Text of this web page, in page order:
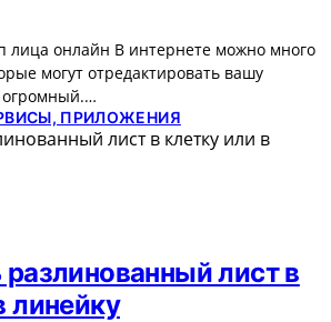
лица онлайн В интернете можно много
могут отредактировать вашу
ПРИЛОЖЕНИЯ
разлинованный лист в
линейку